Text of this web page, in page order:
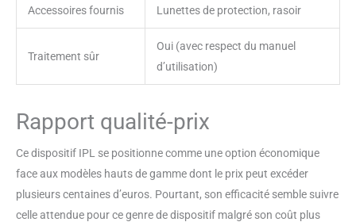
Accessoires fournis Lunettes de protection, rasoir
Traitement sûr
Oui (avec respect du manuel
d’utilisation)
Rapport qualité-prix
Ce dispositif IPL se positionne comme une option économique
face aux modèles hauts de gamme dont le prix peut excéder
plusieurs centaines d’euros. Pourtant, son efficacité semble suivre
celle attendue pour ce genre de dispositif malgré son coût plus